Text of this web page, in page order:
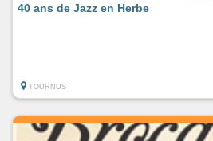
40 ans de Jazz en Herbe
TOURNUS